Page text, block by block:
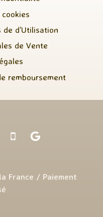
d’Utilisation
de Vente
remboursement
France / Paiement